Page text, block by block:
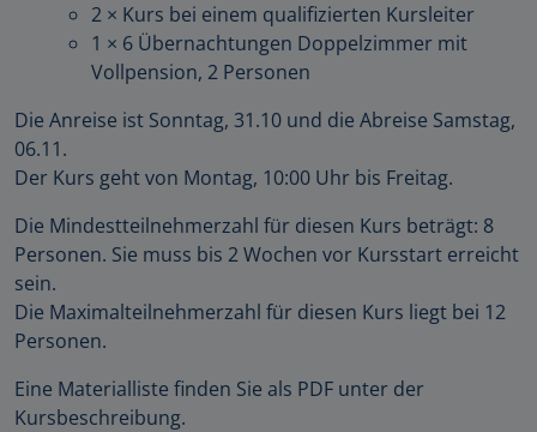
2 × Kurs bei einem qualifizierten Kursleiter
1 × 6 Übernachtungen Doppelzimmer mit
Vollpension, 2 Personen
Die Anreise ist Sonntag, 31.10 und die Abreise Samstag,
06.11.
Der Kurs geht von Montag, 10:00 Uhr bis Freitag.
Die Mindestteilnehmerzahl für diesen Kurs beträgt: 8
Personen. Sie muss bis 2 Wochen vor Kursstart erreicht
sein.
Die Maximalteilnehmerzahl für diesen Kurs liegt bei 12
Personen.
Eine Materialliste finden Sie als PDF unter der
Kursbeschreibung.